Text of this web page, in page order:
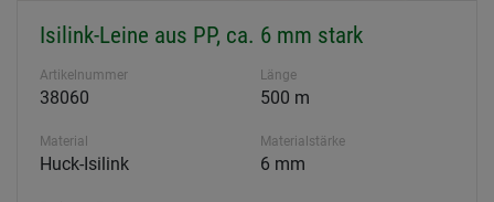
Isilink-Leine aus PP, ca. 6 mm stark
Artikelnummer
38060
Länge
500 m
Material
Huck-Isilink
Materialstärke
6 mm